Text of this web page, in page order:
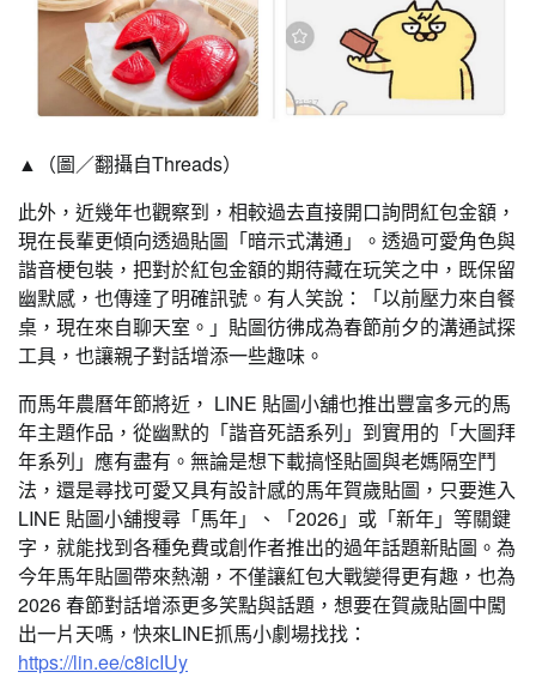
▲（圖／翻攝自Threads）
此外，近幾年也觀察到，相較過去直接開口詢問紅包金額，
現在長輩更傾向透過貼圖「暗示式溝通」。透過可愛角色與
諧音梗包裝，把對於紅包金額的期待藏在玩笑之中，既保留
幽默感，也傳達了明確訊號。有人笑說：「以前壓力來自餐
桌，現在來自聊天室。」貼圖彷彿成為春節前夕的溝通試探
工具，也讓親子對話增添一些趣味。
而馬年農曆年節將近， LINE 貼圖小舖也推出豐富多元的馬
年主題作品，從幽默的「諧音死語系列」到實用的「大圖拜
年系列」應有盡有。無論是想下載搞怪貼圖與老媽隔空鬥
法，還是尋找可愛又具有設計感的馬年賀歲貼圖，只要進入
LINE 貼圖小舖搜尋「馬年」、「2026」或「新年」等關鍵
字，就能找到各種免費或創作者推出的過年話題新貼圖。為
今年馬年貼圖帶來熱潮，不僅讓紅包大戰變得更有趣，也為
2026 春節對話增添更多笑點與話題，想要在賀歲貼圖中闖
出一片天嗎，快來LINE抓馬小劇場找找：
https://lin.ee/c8icIUy